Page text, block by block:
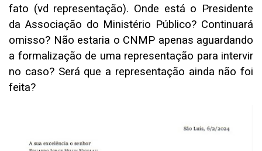
fato (vd representação). Onde está o Presidente
da Associação do Ministério Público? Continuará
omisso? Não estaria o CNMP apenas aguardando
a formalização de uma representação para intervir
no caso? Será que a representação ainda não foi
feita?